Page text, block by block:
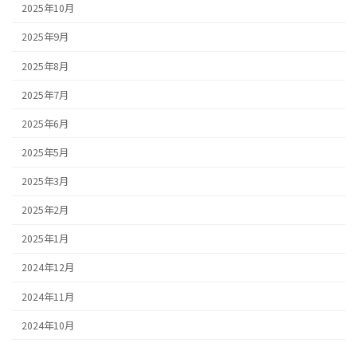
2025年10月
2025年9月
2025年8月
2025年7月
2025年6月
2025年5月
2025年3月
2025年2月
2025年1月
2024年12月
2024年11月
2024年10月